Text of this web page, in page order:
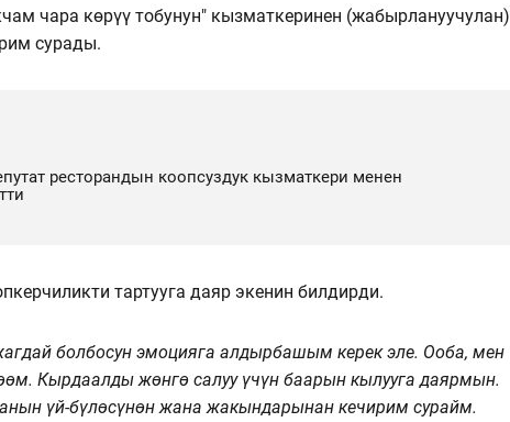
чара көрүү тобунун" кызматкеринен (жабырлануучулан)
сурады.
ресторандын коопсуздук кызматкери менен
тартууга даяр экенин билдирди.
болбосун эмоцияга алдырбашым керек эле. Ооба, мен
Кырдаалды жөнгө салуу үчүн баарын кылууга даярмын.
үй-бүлөсүнөн жана жакындарынан кечирим сурайм.